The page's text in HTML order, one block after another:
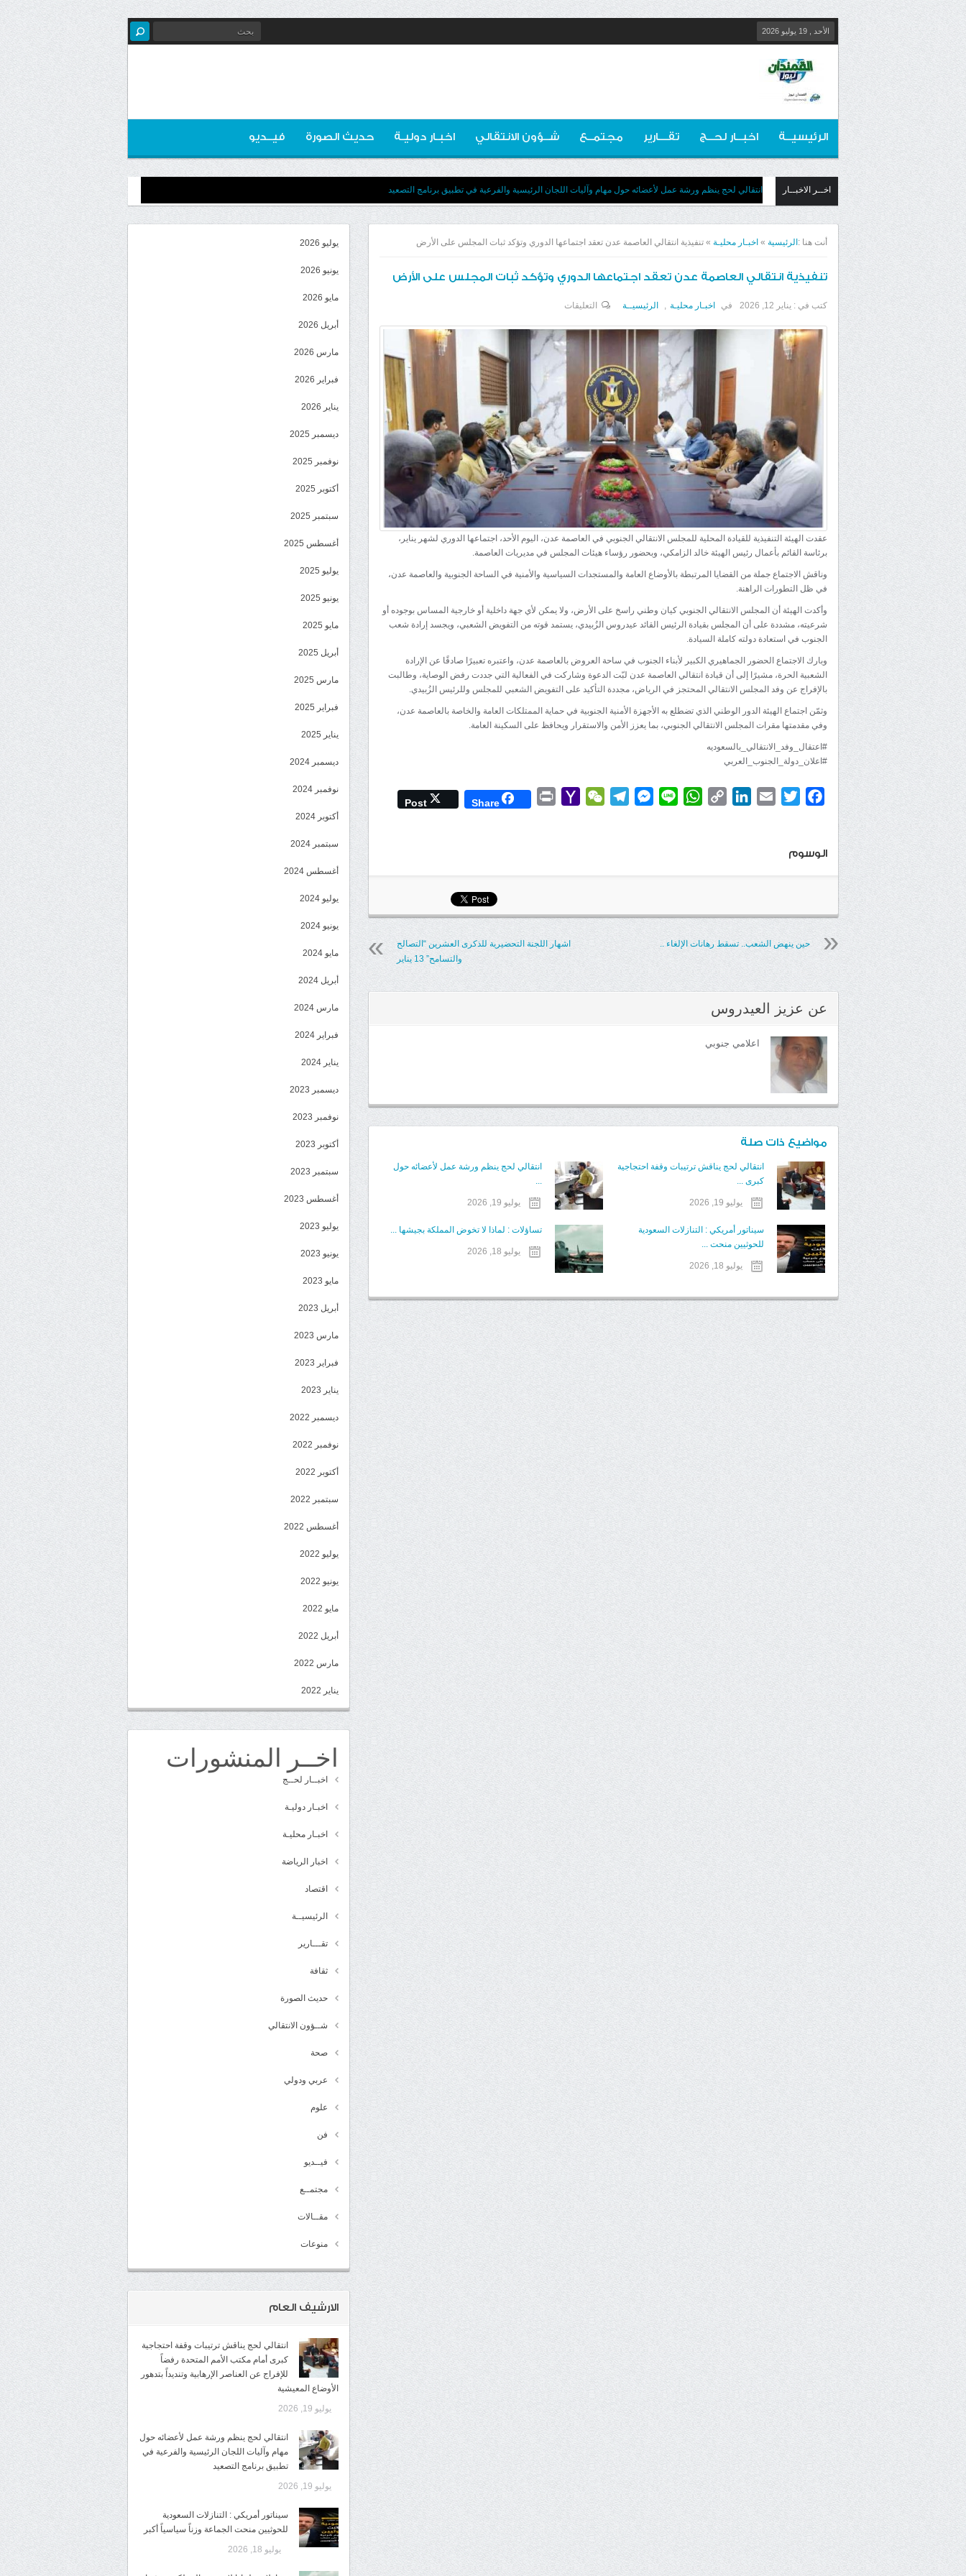
الأحد , 19 يوليو 2026
الرئيسيــة اخبــار لحــج تقـــارير مجتمــع شــؤون الانتقالي اخبـار دوليـة حديث الصورة فيــديو
اخــر الاخبــار انتقالي لحج ينظم ورشة عمل لأعضائه حول مهام وآليات اللجان الرئيسية والفرعية في تطبيق برنامج التصعيد
أنت هنا : الرئيسية » اخبـار محليـة » تنفيذية انتقالي العاصمة عدن تعقد اجتماعها الدوري وتؤكد ثبات المجلس على الأرض
تنفيذية انتقالي العاصمة عدن تعقد اجتماعها الدوري وتؤكد ثبات المجلس على الأرض
كتب في : يناير 12, 2026 في اخبـار محليـة , الرئيسيــة التعليقات
انتقالي
العاصمة
تعقد
اجتماعها
الدوري
وتؤكد
ثبات
الأرض
مغلقة
عقدت الهيئة التنفيذية للقيادة المحلية للمجلس الانتقالي الجنوبي في العاصمة عدن، اليوم الأحد، اجتماعها الدوري لشهر يناير،
برئاسة القائم بأعمال رئيس الهيئة خالد الزامكي، وبحضور رؤساء هيئات المجلس في مديريات العاصمة.
وناقش الاجتماع جملة من القضايا المرتبطة بالأوضاع العامة والمستجدات السياسية والأمنية في الساحة الجنوبية والعاصمة عدن،
في ظل التطورات الراهنة.
وأكدت الهيئة أن المجلس الانتقالي الجنوبي كيان وطني راسخ على الأرض، ولا يمكن لأي جهة داخلية أو خارجية المساس بوجوده أو
شرعيته، مشددة على أن المجلس بقيادة الرئيس القائد عيدروس الزُبيدي، يستمد قوته من التفويض الشعبي، ويجسد إرادة شعب
الجنوب في استعادة دولته كاملة السيادة.
وبارك الاجتماع الحضور الجماهيري الكبير لأبناء الجنوب في ساحة العروض بالعاصمة عدن، واعتبره تعبيرًا صادقًا عن الإرادة
الشعبية الحرة، مشيرًا إلى أن قيادة انتقالي العاصمة عدن لبّت الدعوة وشاركت في الفعالية التي جددت رفض الوصاية، وطالبت
بالإفراج عن وفد المجلس الانتقالي المحتجز في الرياض، مجددة التأكيد على التفويض الشعبي للمجلس وللرئيس الزُبيدي.
وثمّن اجتماع الهيئة الدور الوطني الذي تضطلع به الأجهزة الأمنية الجنوبية في حماية الممتلكات العامة والخاصة بالعاصمة عدن،
وفي مقدمتها مقرات المجلس الانتقالي الجنوبي، بما يعزز الأمن والاستقرار ويحافظ على السكينة العامة.
#اعتقال_وفد_الانتقالي_بالسعوديه
#اعلان_دولة_الجنوب_العربي
Facebook
Twitter
Email
LinkedIn
Copy
WhatsApp
Line
Messenger
Telegram
WeChat
Yahoo
Print
Share
Post
الوسوم
اشهار اللجنة التحضيرية للذكرى العشرين “التصالح
والتسامح” 13 يناير
حين ينهض الشعب.. تسقط رهانات الإلغاء ..
عن عزيز العيدروس
اعلامي جنوبي
مواضيع ذات صلة
انتقالي لحج يناقش ترتيبات وقفة احتجاجية
كبرى ...
يوليو 19, 2026
انتقالي لحج ينظم ورشة عمل لأعضائه حول
يوليو 19, 2026
سيناتور أمريكي : التنازلات السعودية
للحوثيين منحت ...
يوليو 18, 2026
تساؤلات : لماذا لا تخوض المملكة بجيشها ...
يوليو 18, 2026
يوليو 2026
يونيو 2026
مايو 2026
أبريل 2026
مارس 2026
فبراير 2026
يناير 2026
ديسمبر 2025
نوفمبر 2025
أكتوبر 2025
سبتمبر 2025
أغسطس 2025
يوليو 2025
يونيو 2025
مايو 2025
أبريل 2025
مارس 2025
فبراير 2025
يناير 2025
ديسمبر 2024
نوفمبر 2024
أكتوبر 2024
سبتمبر 2024
أغسطس 2024
يوليو 2024
يونيو 2024
مايو 2024
أبريل 2024
مارس 2024
فبراير 2024
يناير 2024
ديسمبر 2023
نوفمبر 2023
أكتوبر 2023
سبتمبر 2023
أغسطس 2023
يوليو 2023
يونيو 2023
مايو 2023
أبريل 2023
مارس 2023
فبراير 2023
يناير 2023
ديسمبر 2022
نوفمبر 2022
أكتوبر 2022
سبتمبر 2022
أغسطس 2022
يوليو 2022
يونيو 2022
مايو 2022
أبريل 2022
مارس 2022
يناير 2022
اخــر المنشورات
اخبــار لحــج
اخبـار دوليـة
اخبـار محليـة
اخبار الرياضة
اقتصاد
الرئيسيــة
تقـــارير
ثقافة
حديث الصورة
شــؤون الانتقالي
صحة
عربي ودولي
علوم
فن
فيــديو
مجتمــع
مقــالات
منوعات
الارشيف العام
انتقالي لحج يناقش ترتيبات وقفة احتجاجية
كبرى أمام مكتب الأمم المتحدة رفضاً
للإفراج عن العناصر الإرهابية وتنديداً بتدهور
الأوضاع المعيشية
يوليو 19, 2026
انتقالي لحج ينظم ورشة عمل لأعضائه حول
مهام وآليات اللجان الرئيسية والفرعية في
تطبيق برنامج التصعيد
يوليو 19, 2026
سيناتور أمريكي : التنازلات السعودية
للحوثيين منحت الجماعة وزناً سياسياً أكبر
يوليو 18, 2026